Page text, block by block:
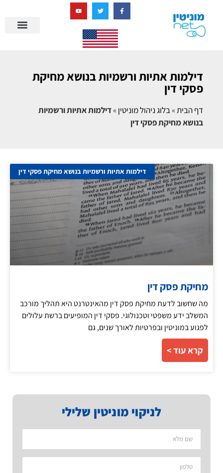
דילמות אתיות ורשמיות בנושא מחיקת
פסקי דין
דף הבית»בלוג ניהול מוניטין »דילמות אתיות ורשמיות
בנושא מחיקת פסקי דין
לניקוי מוניטין שלילי
דילמות אתיות ורשמיות בנושא מחיקת פסקי דין
מחיקת פסק דין
מה שחשוב לדעת מחיקת פסק דין מהאינטרנט היא תהליך מורכב
המשלב ידע משפטי וטכנולוגי. פסקי דין המופיעים ברשת עלולים
לפגוע במוניטין ובפרטיות לאורך שנים, גם
קרא עוד >